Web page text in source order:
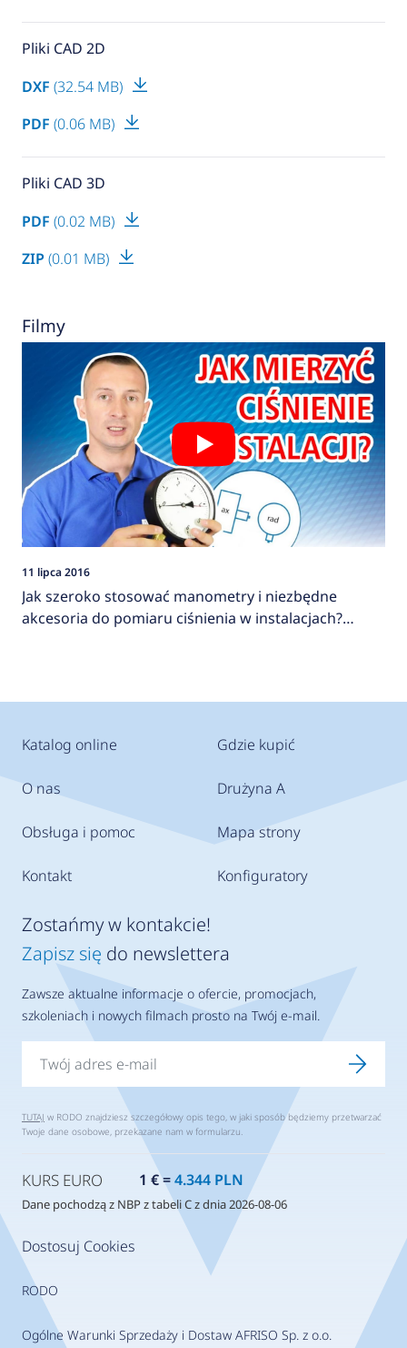
Pliki CAD 2D
DXF (32.54 MB)
PDF (0.06 MB)
Pliki CAD 3D
PDF (0.02 MB)
ZIP (0.01 MB)
Filmy
11 lipca 2016
Jak szeroko stosować manometry i niezbędne
akcesoria do pomiaru ciśnienia w instalacjach?
Katalog online
O nas
Obsługa i pomoc
Kontakt
Gdzie kupić
Drużyna A
Mapa strony
Konfiguratory
Dostosuj Cookies
RODO
Ogólne Warunki Sprzedaży i Dostaw AFRISO Sp. z o.o.
Zostańmy w kontakcie!
Zapisz się do newslettera
Zawsze aktualne informacje o ofercie, promocjach,
szkoleniach i nowych filmach prosto na Twój e-mail.
TUTAJ w RODO znajdziesz szczegółowy opis tego, w jaki sposób będziemy przetwarzać
Twoje dane osobowe, przekazane nam w formularzu.
KURS EURO 1 € =4.344 PLN
Dane pochodzą z NBP z tabeli C z dnia 2026-08-06